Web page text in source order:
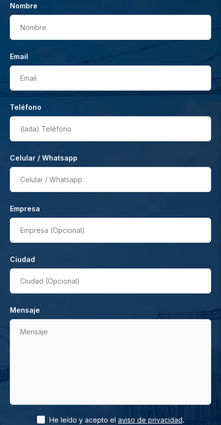
Nombre
Nombre
Email
Email
Teléfono
(lada) Teléfono
Celular / Whatsapp
Celular / Whatsapp
Empresa
Empresa (Opcional)
Ciudad
Ciudad (Opcional)
Mensaje
Mensaje
He leído y acepto el aviso de privacidad.